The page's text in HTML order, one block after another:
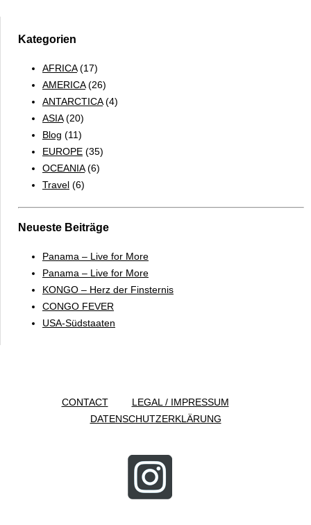
Kategorien
AFRICA(17)
AMERICA(26)
ANTARCTICA(4)
ASIA(20)
Blog (11)
EUROPE (35)
OCEANIA(6)
Travel (6)
Neueste Beiträge
Panama – Live for More
Panama – Live for More
KONGO – Herz der Finsternis
CONGO FEVER
USA-Südstaaten
CONTACT
LEGAL / IMPRESSUM
DATENSCHUTZERKLÄRUNG